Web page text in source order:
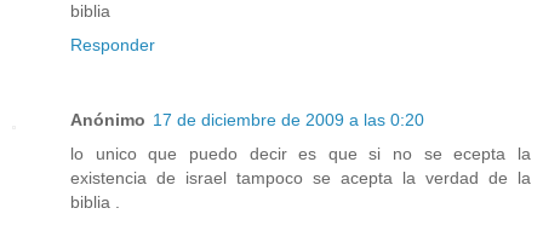
biblia
Responder
Anónimo 17 de diciembre de 2009 a las 0:20
lo unico que puedo decir es que si no se ecepta la
existencia de israel tampoco se acepta la verdad de la
biblia .